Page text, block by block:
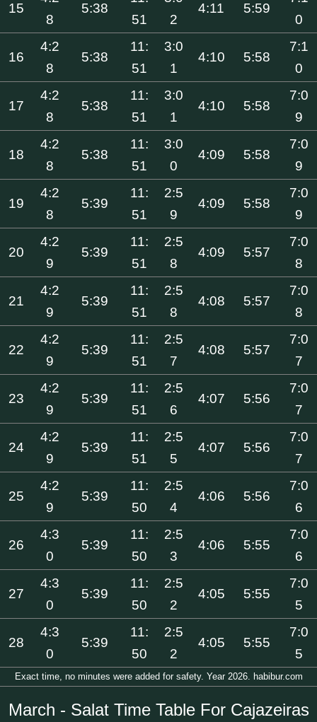
15
8
5:38
51
2
4:11 5:59
0
16
4:2
8
5:38
11:
51
3:0
1
4:10 5:58
7:1
0
17
4:2
8
5:38
11:
51
3:0
1
4:10 5:58
7:0
9
18
4:2
8
5:38
11:
51
3:0
0
4:09 5:58
7:0
9
19
4:2
8
5:39
11:
51
2:5
9
4:09 5:58
7:0
9
20
4:2
9
5:39
11:
51
2:5
8
4:09 5:57
7:0
8
21
4:2
9
5:39
11:
51
2:5
8
4:08 5:57
7:0
8
22
4:2
9
5:39
11:
51
2:5
7
4:08 5:57
7:0
7
23
4:2
9
5:39
11:
51
2:5
6
4:07 5:56
7:0
7
24
4:2
9
5:39
11:
51
2:5
5
4:07 5:56
7:0
7
25
4:2
9
5:39
11:
50
2:5
4
4:06 5:56
7:0
6
26
4:3
0
5:39
11:
50
2:5
3
4:06 5:55
7:0
6
27
4:3
0
5:39
11:
50
2:5
2
4:05 5:55
7:0
5
28
4:3
0
5:39
11:
50
2:5
2
4:05 5:55
7:0
5
Exact time, no minutes were added for safety. Year 2026. habibur.com
March - Salat Time Table For Cajazeiras